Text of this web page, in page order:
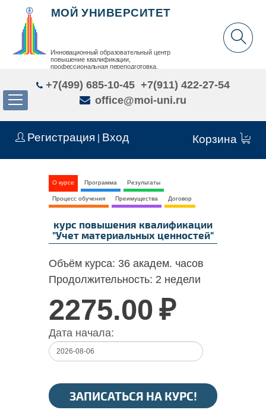
Регистрация Вход Корзина
МОЙ УНИВЕРСИТЕТ
Инновационный образовательный центр
повышение квалификации,
профессиональная переподготовка,
+7(499) 685-10-45 +7(911) 422-27-54
office@moi-uni.ru
О курсе Программа Результаты
Процесс обучения Преимущества Договор
курс повышения квалификации
"Учет материальных ценностей"
Объём курса: 36 академ. часов
Продолжительность: 2 недели
2275.00 ₽
Дата начала:
ЗАПИСАТЬСЯ НА КУРС!